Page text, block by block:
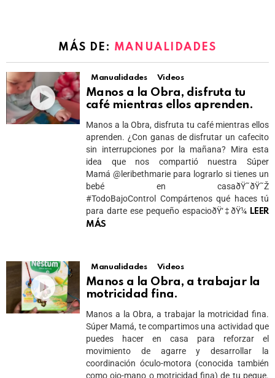
MÁS DE: MANUALIDADES
Manualidades Videos
Manos a la Obra, disfruta tu
café mientras ellos aprenden.
Manos a la Obra, disfruta tu café mientras ellos
aprenden. ¿Con ganas de disfrutar un cafecito
sin interrupciones por la mañana? Mira esta
idea que nos compartió nuestra Súper
Mamá @leribethmarie para lograrlo si tienes un
bebé en casaðŸ˜ðŸ˜Ž
#TodoBajoControl Compártenos qué haces tú
para darte ese pequeño espacioðŸ‘‡ðŸ¼ LEER
MÁS
Manualidades Videos
Manos a la Obra, a trabajar la
motricidad fina.
Manos a la Obra, a trabajar la motricidad fina.
Súper Mamá, te compartimos una actividad que
puedes hacer en casa para reforzar el
movimiento de agarre y desarrollar la
coordinación óculo-motora (conocida también
como ojo-mano o motricidad fina) de tu peque.